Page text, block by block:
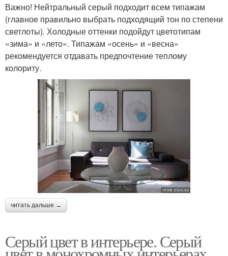
Важно! Нейтральный серый подходит всем типажам
(главное правильно выбрать подходящий тон по степени
светлоты). Холодные оттенки подойдут цветотипам
«зима» и «лето». Типажам «осень» и «весна»
рекомендуется отдавать предпочтение теплому
колориту.
читать дальше →
Серый цвет в интерьере. Серый